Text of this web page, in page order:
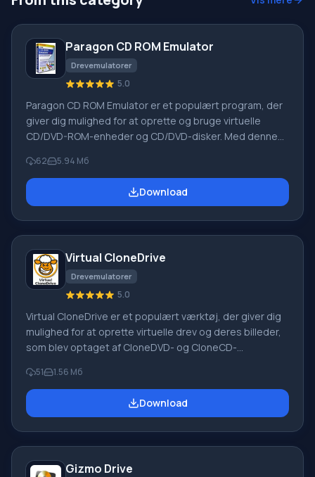
Paragon CD ROM Emulator
Drevemulatorer
5.0
Paragon CD ROM Emulator er et populært program, der
giver dig mulighed for at oprette og bruge virtuelle
CD/DVD-ROM-enheder og CD/DVD-disker. Med denne
CD-billede på harddisken til senere brug, ligesom en
almindelig CD. Bemærk, at kopiering foretages med
videodiske, spil og musik-CD/DVD'er. Den oprettede disk
62 5.94 Мб
Download
Virtual CloneDrive
Drevemulatorer
5.0
Virtual CloneDrive er et populært værktøj, der giver dig
mulighed for at oprette virtuelle drev og deres billeder,
som blev optaget af CloneDVD- og CloneCD-
hvilket letter arbejdet med det betydeligt. Download
applikationen fra vores hjemmeside. Bemærk, at efter
installation af dette program og genstart af din
51 1.56 Мб
Download
Gizmo Drive